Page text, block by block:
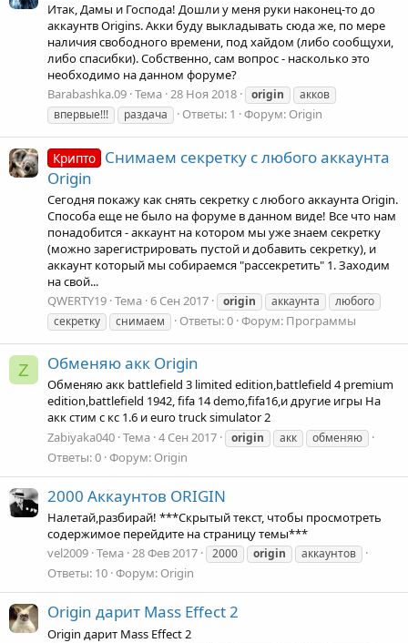
Итак, Дамы и Господа! Дошли у меня руки наконец-то до
аккаунтв Origins. Акки буду выкладывать сюда же, по мере
наличия свободного времени, под хайдом (либо сообщухи,
либо спасибки). Собственно, сам вопрос - насколько это
необходимо на данном форуме?
Barabashka.09 Тема 28 Ноя 2018 origin
акков
впервые!!!
раздача Ответы: 1 Форум: Origin
Крипто Снимаем секретку с любого аккаунта
Origin
Сегодня покажу как снять секретку с любого аккаунта Origin.
Способа еще не было на форуме в данном виде! Все что нам
понадобится - аккаунт на котором мы уже знаем секретку
(можно зарегистрировать пустой и добавить секретку), и
аккаунт который мы собираемся "рассекретить" 1. Заходим
на свой...
QWERTY19 Тема 6 Сен 2017 origin аккаунта
любого
секретку
снимаем Ответы: 0 Форум: Программы
Z Обменяю акк Origin
Обменяю акк battlefield 3 limited edition,battlefield 4 premium
edition,battlefield 1942, fifa 14 demo,fifa16,и другие игры На
акк стим с кс 1.6 и euro truck simulator 2
Zabiyaka040 Тема 4 Сен 2017 origin акк обменяю
Ответы: 0 Форум: Origin
2000 Аккаунтов ORIGIN
Налетай,разбирай! ***Скрытый текст, чтобы просмотреть
содержимое перейдите на страницу темы***
vel2009 Тема 28 Фев 2017 2000 origin аккаунтов
Ответы: 10 Форум: Origin
Origin дарит Mass Effect 2
Origin дарит Mass Effect 2